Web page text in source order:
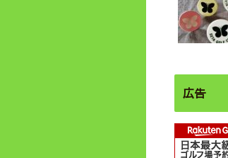
広告